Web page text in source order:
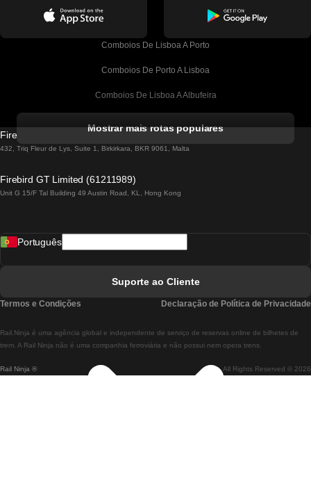
Comboios De Lisboa A Porto
Comboios De Porto A Lisboa
Comboios De Lisboa A Albufeira
Comboios De Lisboa A Lagos
Comboios De Lisboa A Madrid
Comboios De Lisboa A Braga
Comboios De Braga A Lisboa
Mostrar mais rotas populares
Firebird GT Limited (OC 1451)
432, Triq Fleur de Lys, Suite 1, Birkirkara, BKR 9061, Malta
Firebird GT Limited (61211989)
Unit G 15/F Tal Building 49 Austin Road, KL, Hong Kong
Rail Ninja ® All Rights Reserved © 2026
Rail.Ninja é uma agência global e independente de serviço de reservas online de bilhetes de
trem. A Rail Ninja não é uma companhia ferroviária e não possui nem opera trens.
Português
Suporte ao Cliente
Termos e Condições Declaração de Política de Privacidade